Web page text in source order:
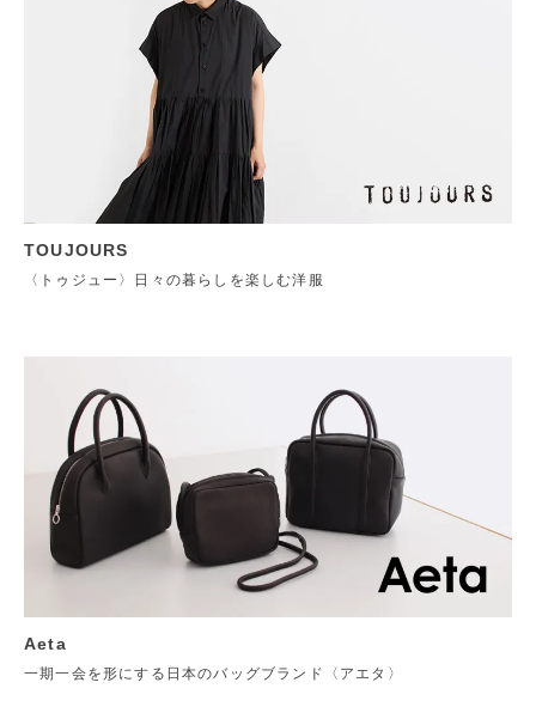
TOUJOURS
〈トゥジュー〉日々の暮らしを楽しむ洋服
Aeta
一期一会を形にする日本のバッグブランド〈アエタ〉